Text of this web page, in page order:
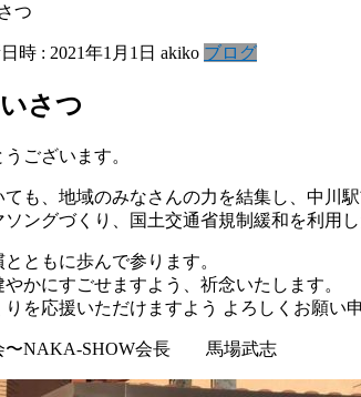
つ
時 : 2021年1月1日 akiko ブログ
さつ
ございます。
ても、地域のみなさんの力を結集し、中
ングづくり、国土交通省規制緩和を利用
ともに歩んで参ります。
かにすごせますよう、祈念いたします。
を応援いただけますよう よろしくお願い
〜NAKA-SHOW会長 馬場武志